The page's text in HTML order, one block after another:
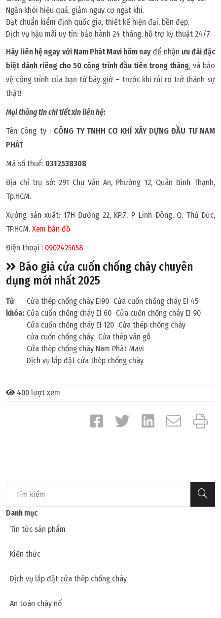
Ngăn khói hiệu quả, giảm nguy cơ ngạt khí.
Đạt chuẩn kiểm định quốc gia, thiết kế hiện đại, bền đẹp.
Dịch vụ hậu mãi uy tín: bảo hành 24 tháng, hỗ trợ kỹ thuật 24/7.
Hãy liên hệ ngay với Nam Phát Mavi hôm nay để nhận ưu đãi đặc
biệt dành riêng cho 50 công trình đầu tiên trong tháng, và bảo
vệ công trình của bạn từ bây giờ – trước khi rủi ro trở thành sự
thật!
Mọi thông tin chi tiết xin liên hệ:
Tên Công ty : CÔNG TY TNHH CƠ KHÍ XÂY DỰNG ĐẦU TƯ NAM
PHÁT
Mã số thuế: 0312538308
Địa chỉ trụ sở: 291 Chu Văn An, Phường 12, Quân Bình Thạnh,
Tp.HCM.
Xưởng sản xuất: 17H Đường 22, KP.7, P. Linh Đông, Q. Thủ Đức,
TP.HCM. Xem bản đồ
Điện thoại : 0902425658
Báo giá cửa cuốn chống cháy chuyên
dụng mới nhất 2025
Từ
khóa:
Cửa thép chống cháy EI90 Cửa cuốn chống cháy EI 45
Cửa cuốn chống cháy EI 60 Cửa cuốn chống cháy EI 90
Cửa cuốn chống cháy EI 120 Cửa thép chống cháy
cửa cuốn chống cháy Cửa thép vân gỗ
Cửa thép chống cháy Nam Phát Mavi
Dịch vụ lắp đặt cửa thép chống cháy
400 lượt xem
Danh mục
Tin tức sản phẩm
Kiến thức
Dịch vụ lắp đặt cửa thép chống cháy
An toàn cháy nổ